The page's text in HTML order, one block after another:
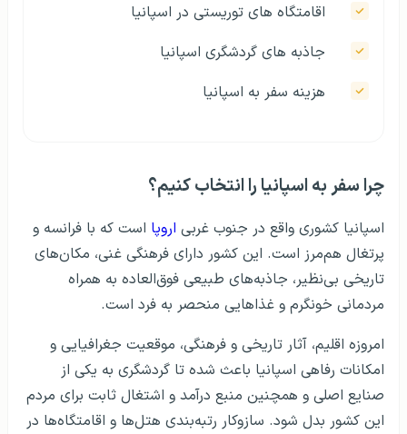
اقامتگاه های توریستی در اسپانیا
جاذبه‌ های گردشگری اسپانیا
هزینه سفر به اسپانیا
چرا سفر به اسپانیا را انتخاب کنیم؟
اسپانیا کشوری واقع در جنوب غربی اروپا است که با فرانسه و
پرتغال هم‌مرز است. این کشور دارای فرهنگی غنی، مکان‌های
تاریخی بی‌نظیر، جاذبه‌های طبیعی فوق‌العاده به همراه
مردمانی خونگرم و غذاهایی منحصر به فرد است.
امروزه اقلیم، آثار تاریخی و فرهنگی، موقعیت جغرافیایی و
امکانات رفاهی اسپانیا باعث شده تا گردشگری به یکی از
صنایع اصلی و همچنین منبع درآمد و اشتغال ثابت برای مردم
این کشور بدل شود. سازوکار رتبه‌بندی هتل‌ها و اقامتگاه‌ها در